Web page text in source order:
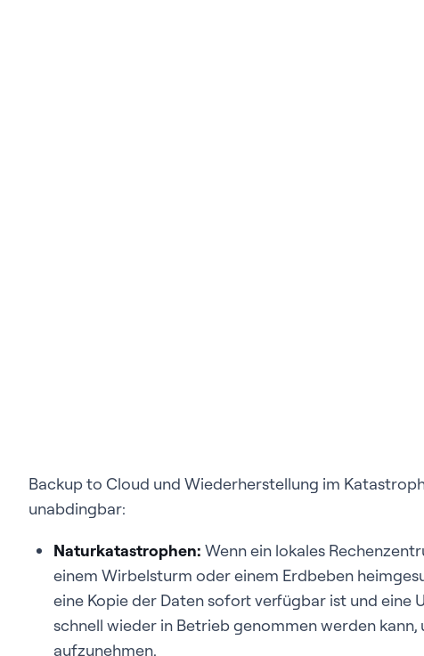
Backup to Cloud und Wiederherstellung im
unabdingbar:
Naturkatastrophen: Wenn ein lokales
einem Wirbelsturm oder einem Erdbeben
eine Kopie der Daten sofort verfügbar ist und eine
schnell wieder in Betrieb genommen werden
aufzunehmen.